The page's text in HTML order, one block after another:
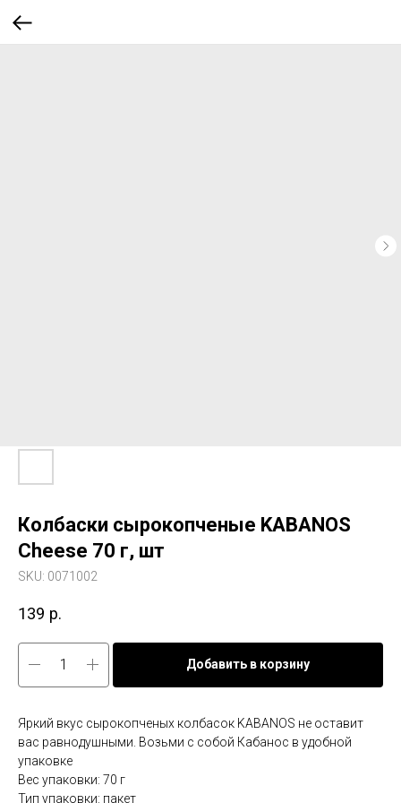
Колбаски сырокопченые KABANOS
Cheese 70 г, шт
SKU: 0071002
139 р.
Добавить в корзину
Яркий вкус сырокопченых колбасок KABANOS не оставит
вас равнодушными. Возьми с собой Кабанос в удобной
упаковке
Вес упаковки: 70 г
Тип упаковки: пакет